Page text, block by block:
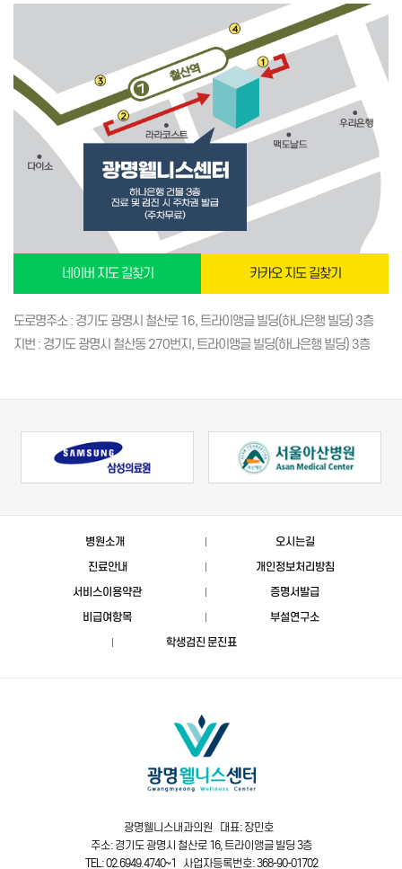
네이버 지도 길찾기 카카오 지도 길찾기
도로명주소 : 경기도 광명시 철산로 16, 트라이앵글 빌딩(하나은행 빌딩) 3층
지번 : 경기도 광명시 철산동 270번지, 트라이앵글 빌딩(하나은행 빌딩) 3층
병원소개
오시는길
진료안내
개인정보처리방침
서비스이용약관
증명서발급
비급여항목
부설연구소
학생검진 문진표
광명웰니스내과의원 대표: 장민호
주소: 경기도 광명시 철산로 16, 트라이앵글 빌딩 3층
TEL: 02.6949.4740~1 사업자등록번호: 368-90-01702